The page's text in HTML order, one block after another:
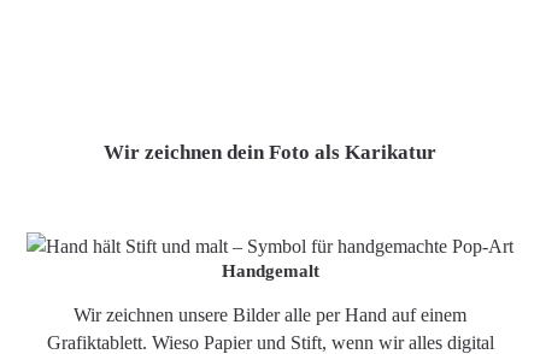
Wir zeichnen dein Foto als Karikatur
Handgemalt
Wir zeichnen unsere Bilder alle per Hand auf einem
Grafiktablett. Wieso Papier und Stift, wenn wir alles digital